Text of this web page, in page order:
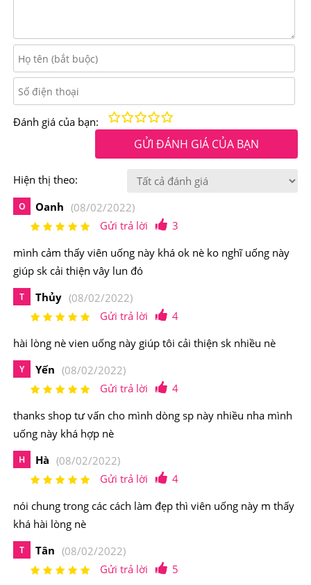
A Day Womens 50+ Của Mỹ
One A Day Womens 50+
điều chế từ các loại vitamin và khoáng chất, thành phần
tự nhiên bởi các chuyên gia hàng đầu về Y học tại Mỹ,
được kiểm duyệt chất lượng, độ an toàn từ Bộ Y Tế Hoa
Kỳ nên đảm bảo an toàn cho người sử dụng.
One A Day Womens 50+ được kiểm duyệt chất lượng, độ
an toàn từ Bộ Y Tế Hoa Kỳ
2.Viên Uống Vintamin Tổng Hợp One A Day
Womens 50+ Của MỹCó Nguồn Gốc Xuất Xứ Từ
Đâu, Thành Phần Như Thế Nào?
Đánh giá của bạn: Tuyệt vời!
Rất tốt
Trung bình
Fair
Kém
GỬI ĐÁNH GIÁ CỦA BẠN
Hiện thị theo:
O Oanh (08/02/2022)
Gửi trả lời
3
mình cảm thấy viên uống này khá ok nè ko nghĩ uống này
giúp sk cải thiện vây lun đó
T Thủy (08/02/2022)
Gửi trả lời
4
hài lòng nè vien uống này giúp tôi cải thiện sk nhiều nè
Y Yến (08/02/2022)
Gửi trả lời
4
thanks shop tư vấn cho mình dòng sp này nhiều nha mình
uống này khá hợp nè
H Hà (08/02/2022)
Gửi trả lời
4
nói chung trong các cách làm đẹp thì viên uống này m thấy
khá hài lòng nè
T Tân (08/02/2022)
Gửi trả lời
5